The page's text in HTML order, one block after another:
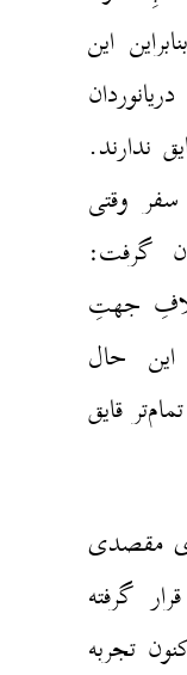
این
ندارند.
وقتی
گرفت:
جهتِ
حال
قایق
مقصدی
گرفته
تجربه